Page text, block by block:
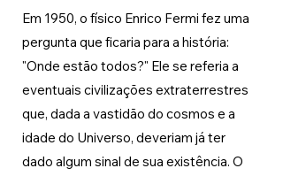
Em 1950, o físico Enrico Fermi fez uma
pergunta que ficaria para a história:
"Onde estão todos?" Ele se referia a
eventuais civilizações extraterrestres
que, dada a vastidão do cosmos e a
idade do Universo, deveriam já ter
dado algum sinal de sua existência. O